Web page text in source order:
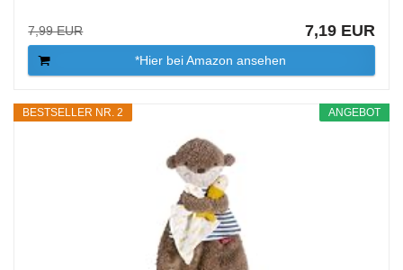
7,99 EUR 7,19 EUR
*Hier bei Amazon ansehen
ANGEBOT
BESTSELLER NR. 2